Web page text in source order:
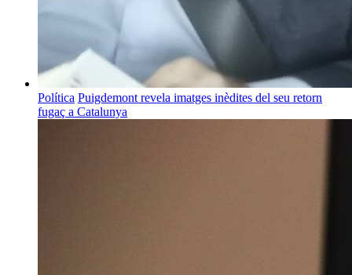
Política Puigdemont revela imatges inèdites del seu retorn
fugaç a Catalunya